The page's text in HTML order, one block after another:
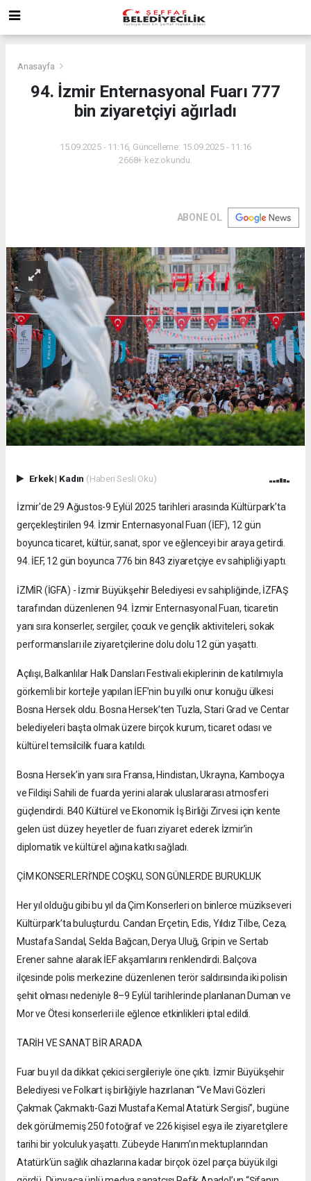
Anasayfa
94. İzmir Enternasyonal Fuarı 777
bin ziyaretçiyi ağırladı
15.09.2025 - 11:16, Güncelleme: 15.09.2025 - 11:16
2668+ kez okundu.
ABONE OL
Erkek| Kadın (Haberi Sesli Oku)
İzmir'de 29 Ağustos-9 Eylül 2025 tarihleri arasında Kültürpark’ta
gerçekleştirilen 94. İzmir Enternasyonal Fuarı (İEF), 12 gün
boyunca ticaret, kültür, sanat, spor ve eğlenceyi bir araya getirdi.
94. İEF, 12 gün boyunca 776 bin 843 ziyaretçiye ev sahipliği yaptı.
İZMİR (İGFA) - İzmir Büyükşehir Belediyesi ev sahipliğinde, İZFAŞ
tarafından düzenlenen 94. İzmir Enternasyonal Fuarı, ticaretin
yanı sıra konserler, sergiler, çocuk ve gençlik aktiviteleri, sokak
performansları ile ziyaretçilerine dolu dolu 12 gün yaşattı.
Açılışı, Balkanlılar Halk Dansları Festivali ekiplerinin de katılımıyla
görkemli bir kortejle yapılan İEF’nin bu yılki onur konuğu ülkesi
Bosna Hersek oldu. Bosna Hersek’ten Tuzla, Stari Grad ve Centar
belediyeleri başta olmak üzere birçok kurum, ticaret odası ve
kültürel temsilcilik fuara katıldı.
Bosna Hersek’in yanı sıra Fransa, Hindistan, Ukrayna, Kamboçya
ve Fildişi Sahili de fuarda yerini alarak uluslararası atmosferi
güçlendirdi. B40 Kültürel ve Ekonomik İş Birliği Zirvesi için kente
gelen üst düzey heyetler de fuarı ziyaret ederek İzmir’in
diplomatik ve kültürel ağına katkı sağladı.
ÇİM KONSERLERİ’NDE COŞKU, SON GÜNLERDE BURUKLUK
Her yıl olduğu gibi bu yıl da Çim Konserleri on binlerce müzikseveri
Kültürpark’ta buluşturdu. Candan Erçetin, Edis, Yıldız Tilbe, Ceza,
Mustafa Sandal, Selda Bağcan, Derya Uluğ, Gripin ve Sertab
Erener sahne alarak İEF akşamlarını renklendirdi. Balçova
ilçesinde polis merkezine düzenlenen terör saldırısında iki polisin
şehit olması nedeniyle 8–9 Eylül tarihlerinde planlanan Duman ve
Mor ve Ötesi konserleri ile eğlence etkinlikleri iptal edildi.
TARİH VE SANAT BİR ARADA
Fuar bu yıl da dikkat çekici sergileriyle öne çıktı. İzmir Büyükşehir
Belediyesi ve Folkart iş birliğiyle hazırlanan “Ve Mavi Gözleri
Çakmak Çakmaktı-Gazi Mustafa Kemal Atatürk Sergisi”, bugüne
dek görülmemiş 250 fotoğraf ve 226 kişisel eşya ile ziyaretçilere
tarihi bir yolculuk yaşattı. Zübeyde Hanım’ın mektuplarından
Atatürk’ün sağlık cihazlarına kadar birçok özel parça büyük ilgi